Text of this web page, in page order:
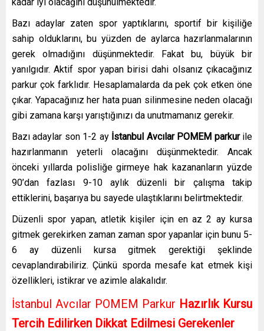
Bazı adaylar zaten spor yaptıklarını, sportif bir kişiliğe
sahip olduklarını, bu yüzden de aylarca hazırlanmalarının
gerek olmadığını düşünmektedir. Fakat bu, büyük bir
yanılgıdır. Aktif spor yapan birisi dahi olsanız çıkacağınız
parkur çok farklıdır. Hesaplamalarda da pek çok etken öne
çıkar. Yapacağınız her hata puan silinmesine neden olacağı
gibi zamana karşı yarıştığınızı da unutmamanız gerekir.
Bazı adaylar son 1-2 ay İstanbul Avcılar POMEM parkur ile
hazırlanmanın yeterli olacağını düşünmektedir. Ancak
önceki yıllarda polisliğe girmeye hak kazananların yüzde
90’dan fazlası 9-10 aylık düzenli bir çalışma takip
ettiklerini, başarıya bu sayede ulaştıklarını belirtmektedir.
Düzenli spor yapan, atletik kişiler için en az 2 ay kursa
gitmek gerekirken zaman zaman spor yapanlar için bunu 5-
6 ay düzenli kursa gitmek gerektiği şeklinde
cevaplandırabiliriz. Çünkü sporda mesafe kat etmek kişi
özellikleri, istikrar ve azimle alakalıdır.
İstanbul Avcılar POMEM Parkur Hazırlık Kursu
Tercih Edilirken Dikkat Edilmesi Gerekenler